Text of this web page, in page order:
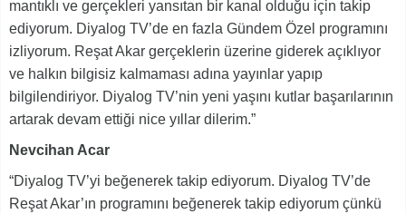
mantıklı ve gerçekleri yansıtan bir kanal olduğu için takip
ediyorum. Diyalog TV’de en fazla Gündem Özel programını
izliyorum. Reşat Akar gerçeklerin üzerine giderek açıklıyor
ve halkın bilgisiz kalmaması adına yayınlar yapıp
bilgilendiriyor. Diyalog TV’nin yeni yaşını kutlar başarılarının
artarak devam ettiği nice yıllar dilerim.”
Nevcihan Acar
“Diyalog TV’yi beğenerek takip ediyorum. Diyalog TV’de
Reşat Akar’ın programını beğenerek takip ediyorum çünkü